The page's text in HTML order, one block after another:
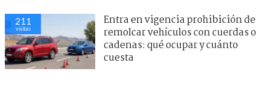
211
visitas
Entra en vigencia prohibición de
remolcar vehículos con cuerdas o
cadenas: qué ocupar y cuánto
cuesta